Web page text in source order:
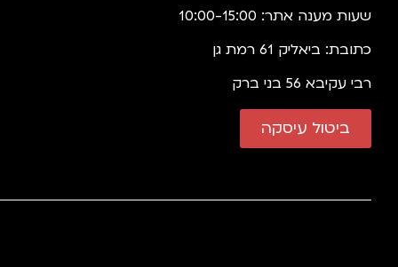
שעות מענה אתר: 10:00-15:00
כתובת: ביאליק 61 רמת גן
רבי עקיבא 56 בני ברק
ביטול עיסקה